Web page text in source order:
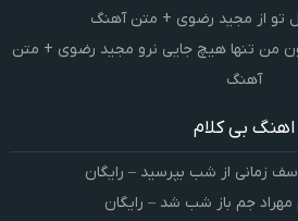
تو از مجید رضوی + متن آهنگ
من تنها هیچ جایی نرو مجید رضوی + متن
آهنگ
اهنگ بی کلام
زمانی از شب بپرسید – رایگان
جم باز شب شد – رایگان